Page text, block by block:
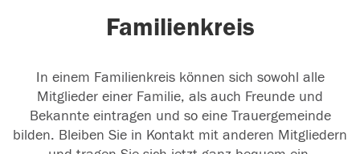
Familienkreis
In einem Familienkreis können sich sowohl alle
Mitglieder einer Familie, als auch Freunde und
Bekannte eintragen und so eine Trauergemeinde
bilden. Bleiben Sie in Kontakt mit anderen Mitgliedern